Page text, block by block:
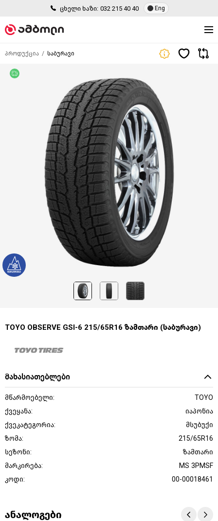
ცხელი ხაზი: 032 215 40 40 Eng
პროდუქცია საბურავი
TOYO OBSERVE GSI-6 215/65R16 ზამთარი (საბურავი)
მახასიათებლები
მწარმოებელი:
TOYO
ქვეყანა:
იაპონია
ქვეკატეგორია:
მსუბუქი
ზომა:
215/65R16
სეზონი:
ზამთარი
მარკირება:
MS 3PMSF
კოდი:
00-00018461
ანალოგები